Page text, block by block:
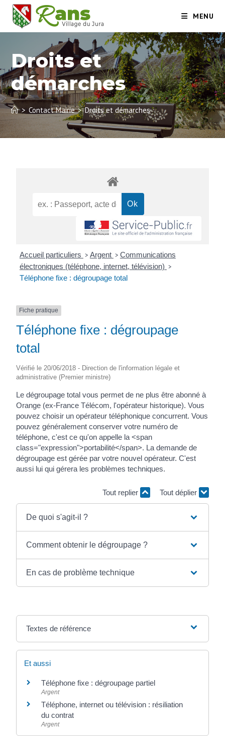
MENU
Droits et
démarches
> Contact Mairie > Droits et démarches
Accueil particuliers > Argent > Communications
électroniques (téléphone, internet, télévision) >
Téléphone fixe : dégroupage total
Fiche pratique
Téléphone fixe : dégroupage
total
Vérifié le 20/06/2018 - Direction de l'information légale et
administrative (Premier ministre)
Le dégroupage total vous permet de ne plus être abonné à
Orange (ex-France Télécom, l'opérateur historique). Vous
pouvez choisir un opérateur téléphonique concurrent. Vous
pouvez généralement conserver votre numéro de
téléphone, c'est ce qu'on appelle la <span
class="expression">portabilité</span>. La demande de
dégroupage est gérée par votre nouvel opérateur. C'est
aussi lui qui gérera les problèmes techniques.
Tout replier Tout déplier
De quoi s'agit-il ?
Comment obtenir le dégroupage ?
En cas de problème technique
Textes de référence
Et aussi
Téléphone fixe : dégroupage partiel
Argent
Téléphone, internet ou télévision : résiliation
du contrat
Argent